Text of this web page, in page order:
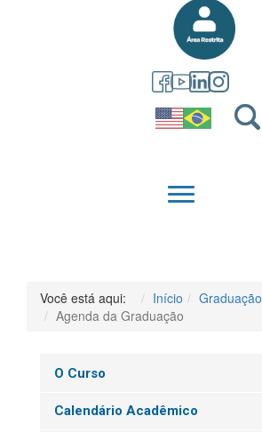
QUEM SOMOS
Você está aqui: Início
Graduação
Agenda da Graduação
O Curso
Calendário Acadêmico